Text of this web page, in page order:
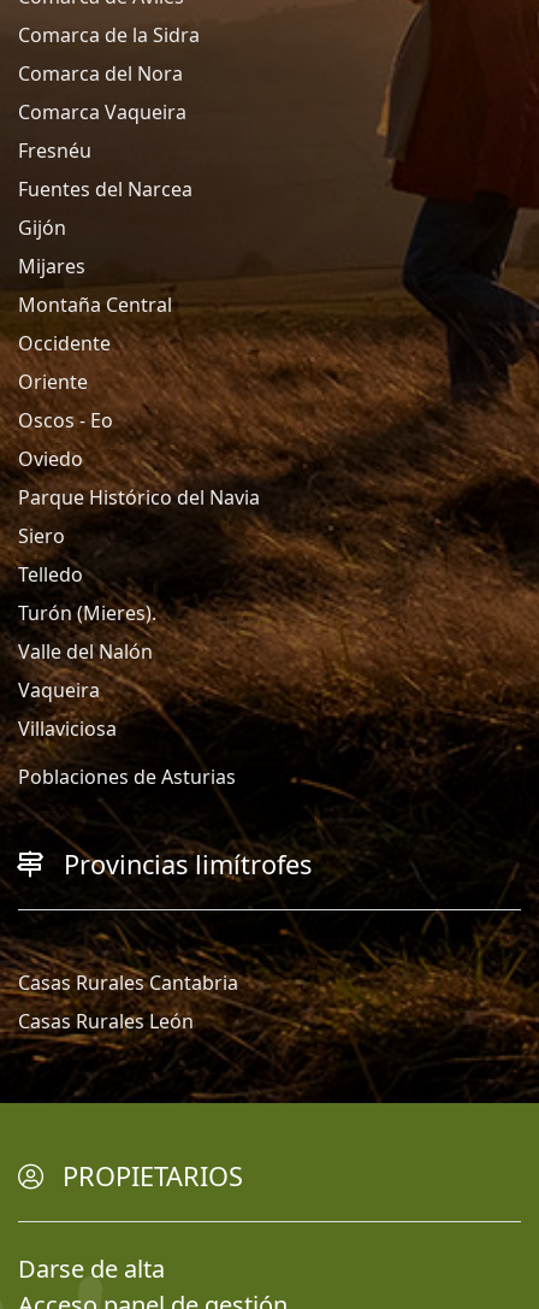
Comarca de la Sidra
Comarca del Nora
Comarca Vaqueira
Fresnéu
Fuentes del Narcea
Gijón
Mijares
Montaña Central
Occidente
Oriente
Oscos - Eo
Oviedo
Parque Histórico del Navia
Siero
Telledo
Turón (Mieres).
Valle del Nalón
Vaqueira
Villaviciosa
Poblaciones de Asturias
Provincias limítrofes
Casas Rurales Cantabria
Casas Rurales León
PROPIETARIOS
Darse de alta